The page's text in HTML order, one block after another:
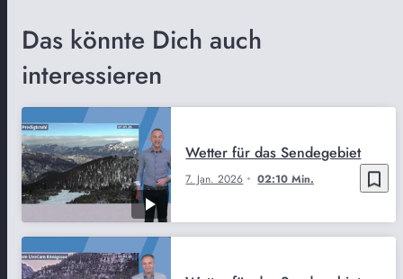
Das könnte Dich auch
interessieren
bookmark_border
7. Jan. 2026 02:10 Min.
Wetter für das Sendegebiet